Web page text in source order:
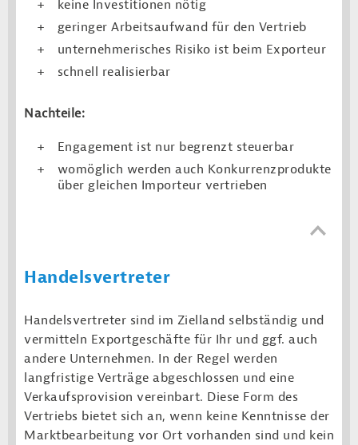
keine Investitionen nötig
geringer Arbeitsaufwand für den Vertrieb
unternehmerisches Risiko ist beim Exporteur
schnell realisierbar
Nachteile:
Engagement ist nur begrenzt steuerbar
womöglich werden auch Konkurrenzprodukte
über gleichen Importeur vertrieben
Handelsvertreter
Handelsvertreter sind im Zielland selbständig und
vermitteln Exportgeschäfte für Ihr und ggf. auch
andere Unternehmen. In der Regel werden
langfristige Verträge abgeschlossen und eine
Verkaufsprovision vereinbart. Diese Form des
Vertriebs bietet sich an, wenn keine Kenntnisse der
Marktbearbeitung vor Ort vorhanden sind und kein